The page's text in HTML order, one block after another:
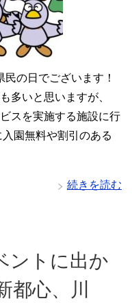
の日でございます！
多いと思いますが、
スを実施する施設に行
園無料や割引のある
続きを読む
ントに出か
都心、川